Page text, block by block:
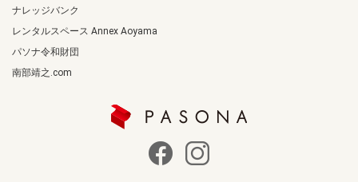
ナレッジバンク
レンタルスペース Annex Aoyama
パソナ令和財団
南部靖之.com